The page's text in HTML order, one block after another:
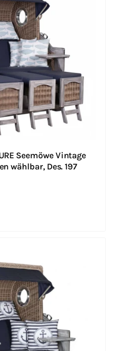
Seemöwe Vintage
wählbar, Des. 197